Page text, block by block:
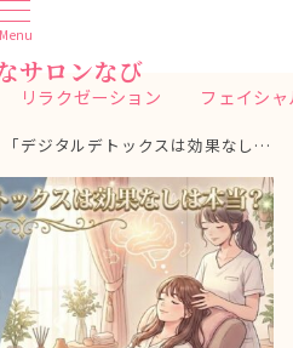
Menu
サロンなび
リラクゼーション フェイシャ
ックスは効果なし」は本当？個人サロンでだけ脳を空っぽにできた科学的な理由